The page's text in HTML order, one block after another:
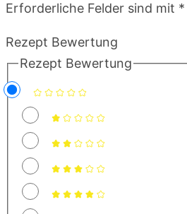
Erforderliche Felder sind mit *
Rezept Bewertung
Rezept Bewertung